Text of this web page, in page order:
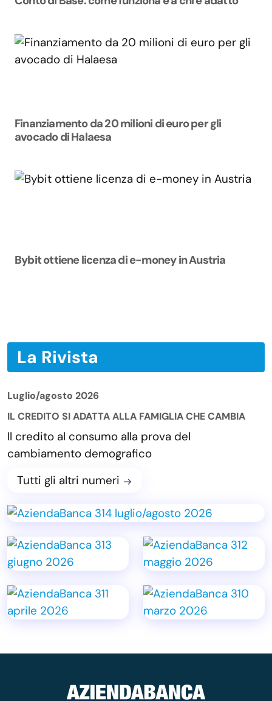
Finanziamento da 20 milioni di euro per gli
avocado di Halaesa
Bybit ottiene licenza di e-money in Austria
La Rivista
Luglio/agosto 2026
IL CREDITO SI ADATTA ALLA FAMIGLIA CHE CAMBIA
Il credito al consumo alla prova del
cambiamento demografico
Tutti gli altri numeri